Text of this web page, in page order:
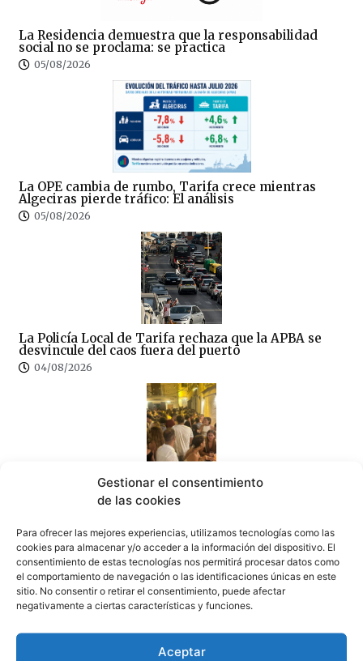
Gestionar el consentimiento
de las cookies
Para ofrecer las mejores experiencias, utilizamos tecnologías como las
cookies para almacenar y/o acceder a la información del dispositivo. El
consentimiento de estas tecnologías nos permitirá procesar datos como
el comportamiento de navegación o las identificaciones únicas en este
sitio. No consentir o retirar el consentimiento, puede afectar
negativamente a ciertas características y funciones.
Aceptar
La Residencia demuestra que la responsabilidad
social no se proclama: se practica
05/08/2026
La OPE cambia de rumbo, Tarifa crece mientras
Algeciras pierde tráfico: El análisis
05/08/2026
La Policía Local de Tarifa rechaza que la APBA se
desvincule del caos fuera del puerto
04/08/2026
Tarifa advierte de sanciones a los establecimientos
que no mantengan limpias sus terrazas